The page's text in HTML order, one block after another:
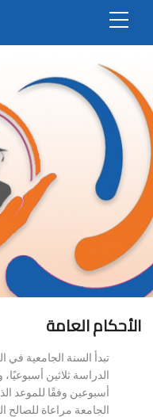
الأحكام العامة
تبدأ السنة الجامعية
الدراسة ثلاثين
أسبوعين وفقًا للموعد
الجامعة مراعاة للصالح